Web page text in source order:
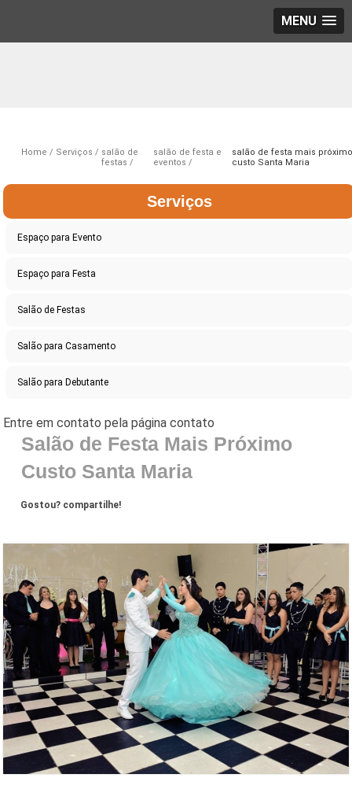
MENU
Home Serviços
salão de
festas
salão de festa e
eventos
salão de festa mais
custo Santa Maria
Serviços
Espaço para Evento
Espaço para Festa
Salão de Festas
Salão para Casamento
Salão para Debutante
Salão de Festa Mais Próximo
Custo Santa Maria
Gostou? compartilhe!